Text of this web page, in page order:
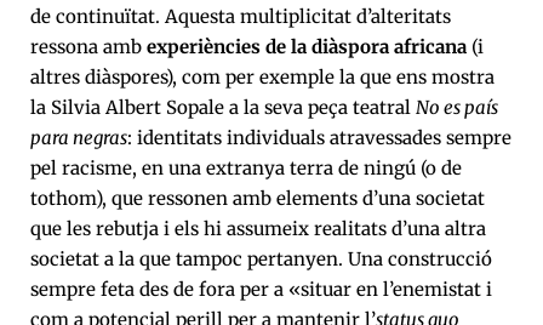
de continuïtat. Aquesta multiplicitat d’alteritats
ressona amb experiències de la diàspora africana (i
altres diàspores), com per exemple la que ens mostra
la Silvia Albert Sopale a la seva peça teatral No es país
para negras: identitats individuals atravessades sempre
pel racisme, en una extranya terra de ningú (o de
tothom), que ressonen amb elements d’una societat
que les rebutja i els hi assumeix realitats d’una altra
societat a la que tampoc pertanyen. Una construcció
sempre feta des de fora per a «situar en l’enemistat i
com a potencial perill per a mantenir l’status quo